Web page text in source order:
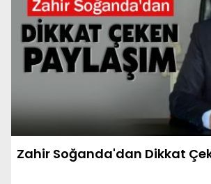
Zahir Soğanda'dan Dikkat